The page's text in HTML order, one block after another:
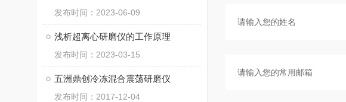
发布时间：2023-06-09
浅析超离心研磨仪的工作原理
发布时间：2023-03-15
五洲鼎创冷冻混合震荡研磨仪
发布时间：2017-12-04